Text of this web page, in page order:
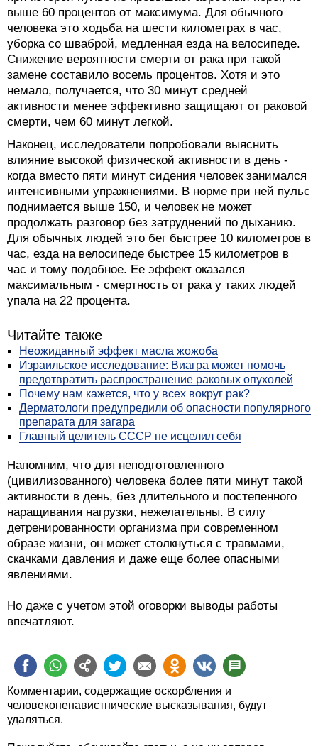
выше 60 процентов от максимума. Для обычного
человека это ходьба на шести километрах в час,
уборка со шваброй, медленная езда на велосипеде.
Снижение вероятности смерти от рака при такой
замене составило восемь процентов. Хотя и это
немало, получается, что 30 минут средней
активности менее эффективно защищают от раковой
смерти, чем 60 минут легкой.
Наконец, исследователи попробовали выяснить
влияние высокой физической активности в день -
когда вместо пяти минут сидения человек занимался
интенсивными упражнениями. В норме при ней пульс
поднимается выше 150, и человек не может
продолжать разговор без затруднений по дыханию.
Для обычных людей это бег быстрее 10 километров в
час, езда на велосипеде быстрее 15 километров в
час и тому подобное. Ее эффект оказался
максимальным - смертность от рака у таких людей
упала на 22 процента.
Читайте также
Неожиданный эффект масла жожоба
Израильское исследование: Виагра может помочь
предотвратить распространение раковых опухолей
Почему нам кажется, что у всех вокруг рак?
Дерматологи предупредили об опасности популярного
препарата для загара
Главный целитель СССР не исцелил себя
Напомним, что для неподготовленного
(цивилизованного) человека более пяти минут такой
активности в день, без длительного и постепенного
наращивания нагрузки, нежелательны. В силу
детренированности организма при современном
образе жизни, он может столкнуться с травмами,
скачками давления и даже еще более опасными
явлениями.
Но даже с учетом этой оговорки выводы работы
впечатляют.
Комментарии, содержащие оскорбления и
человеконенавистнические высказывания, будут
удаляться.